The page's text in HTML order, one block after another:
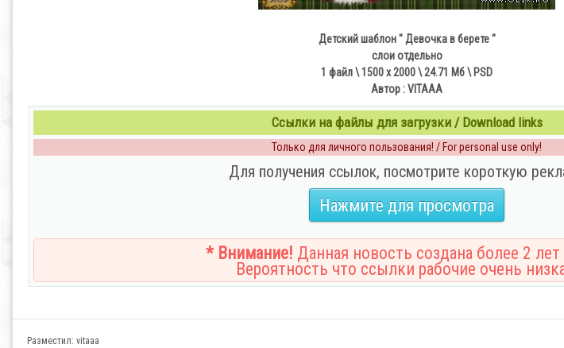
Детский шаблон " Девочка в берете "
слои отдельно
1 файл \ 1500 х 2000 \ 24.71 Мб \ PSD
Автор : VITAAA
Ссылки на файлы для загрузки / Download links
Только для личного пользования! / For personal use only!
Для получения ссылок, посмотрите короткую
Нажмите для просмотра
* Внимание! Данная новость создана более 2 лет
Вероятность что ссылки рабочие очень
Разместил: vitaaa